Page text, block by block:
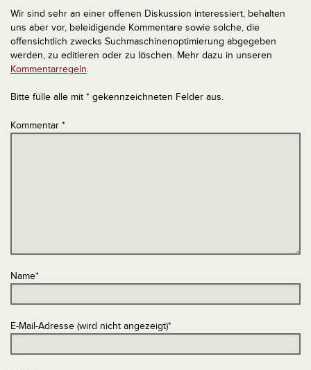
Wir sind sehr an einer offenen Diskussion interessiert, behalten
uns aber vor, beleidigende Kommentare sowie solche, die
offensichtlich zwecks Suchmaschinenoptimierung abgegeben
werden, zu editieren oder zu löschen. Mehr dazu in unseren
Kommentarregeln.
Bitte fülle alle mit * gekennzeichneten Felder aus.
Kommentar *
Name*
E-Mail-Adresse (wird nicht angezeigt)*